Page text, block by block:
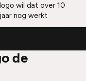
logo wil dat over 10
jaar nog werkt
de